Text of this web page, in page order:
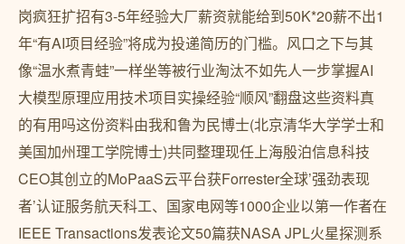
岗疯狂扩招有3-5年经验大厂薪资就能给到50K*20薪不出1
年“有AI项目经验”将成为投递简历的门槛。风口之下与其
像“温水煮青蛙”一样坐等被行业淘汰不如先人一步掌握AI
大模型原理应用技术项目实操经验“顺风”翻盘这些资料真
的有用吗这份资料由我和鲁为民博士(北京清华大学学士和
美国加州理工学院博士)共同整理现任上海殷泊信息科技
CEO其创立的MoPaaS云平台获Forrester全球’强劲表现
者’认证服务航天科工、国家电网等1000企业以第一作者在
IEEE Transactions发表论文50篇获NASA JPL火星探测系